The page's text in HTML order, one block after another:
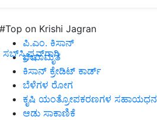
#Top on Krishi Jagran
ಪಿ.ಎಂ. ಕಿಸಾನ್
ಜೀವಾಮೃತ
ಕಿಸಾನ್ ಕ್ರೇಡಿಟ್ ಕಾರ್ಡ್
ಬೆಳೆಗಳ ರೋಗ
ಕೃಷಿ ಯಂತ್ರೋಪಕರಣಗಳ ಸಹಾಯಧನ
ಆಡು ಸಾಕಾಣಿಕೆ